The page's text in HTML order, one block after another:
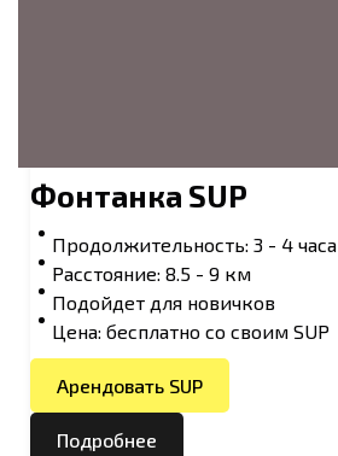
Фонтанка SUP
Продолжительность: 3 - 4 часа
Расстояние: 8.5 - 9 км
Подойдет для новичков
Цена: бесплатно со своим SUP
Арендовать SUP
Подробнее